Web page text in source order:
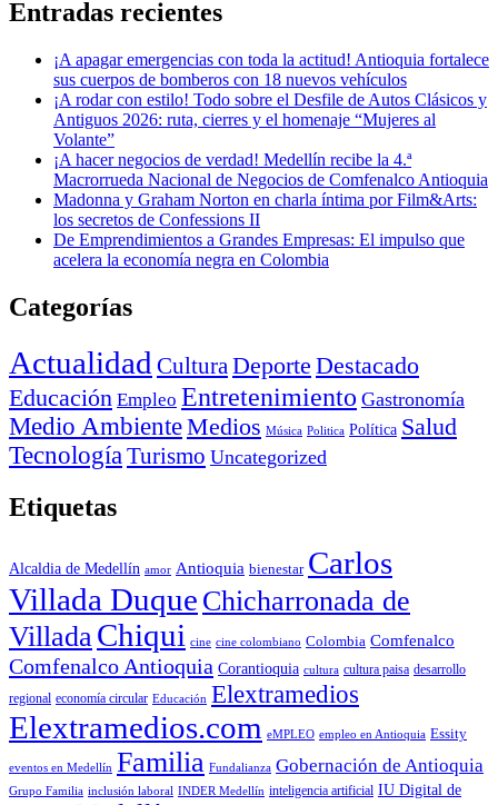
Entradas recientes
¡A apagar emergencias con toda la actitud! Antioquia fortalece
sus cuerpos de bomberos con 18 nuevos vehículos
¡A rodar con estilo! Todo sobre el Desfile de Autos Clásicos y
Antiguos 2026: ruta, cierres y el homenaje “Mujeres al
Volante”
¡A hacer negocios de verdad! Medellín recibe la 4.ª
Macrorrueda Nacional de Negocios de Comfenalco Antioquia
Madonna y Graham Norton en charla íntima por Film&Arts:
los secretos de Confessions II
De Emprendimientos a Grandes Empresas: El impulso que
acelera la economía negra en Colombia
Categorías
Actualidad CulturaDeporte Destacado
Educación Empleo Entretenimiento Gastronomía
Medio AmbienteMedios Música Politica Política Salud
Tecnología Turismo Uncategorized
Etiquetas
Alcaldia de Medellín amor Antioquia bienestar Carlos
Villada Duque Chicharronada de
Villada Chiqui cine cine colombiano Colombia Comfenalco
Comfenalco Antioquia Corantioquia cultura cultura paisa desarrollo
regional economía circular Educación Elextramedios
Elextramedios.com eMPLEO empleo en Antioquia Essity
eventos en Medellín Familia Fundalianza Gobernación de Antioquia
Grupo Familia inclusión laboral INDER Medellín inteligencia artificial IU Digital de